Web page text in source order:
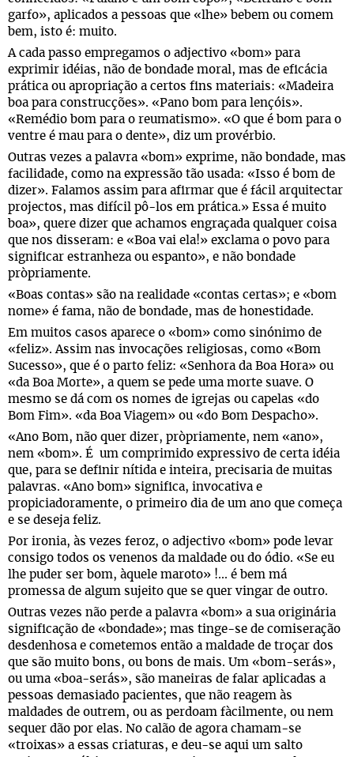
garfo», aplicados a pessoas que «lhe» bebem ou comem
bem, isto é: muito.
A cada passo empregamos o adjectivo «bom» para
exprimir idéias, não de bondade moral, mas de eficácia
prática ou apropriação a certos fins materiais: «Madeira
boa para construcções». «Pano bom para lençóis».
«Remédio bom para o reumatismo». «O que é bom para o
ventre é mau para o dente», diz um provérbio.
Outras vezes a palavra «bom» exprime, não bondade, mas
facilidade, como na expressão tão usada: «Isso é bom de
dizer». Falamos assim para afirmar que é fácil arquitectar
projectos, mas difícil pô-los em prática.» Essa é muito
boa», quere dizer que achamos engraçada qualquer coisa
que nos disseram: e «Boa vai ela!» exclama o povo para
significar estranheza ou espanto», e não bondade
pròpriamente.
«Boas contas» são na realidade «contas certas»; e «bom
nome» é fama, não de bondade, mas de honestidade.
Em muitos casos aparece o «bom» como sinónimo de
«feliz». Assim nas invocações religiosas, como «Bom
Sucesso», que é o parto feliz: «Senhora da Boa Hora» ou
«da Boa Morte», a quem se pede uma morte suave. O
mesmo se dá com os nomes de igrejas ou capelas «do
Bom Fim». «da Boa Viagem» ou «do Bom Despacho».
«Ano Bom, não quer dizer, pròpriamente, nem «ano»,
nem «bom». É um comprimido expressivo de certa idéia
que, para se definir nítida e inteira, precisaria de muitas
palavras. «Ano bom» significa, invocativa e
propiciadoramente, o primeiro dia de um ano que começa
e se deseja feliz.
Por ironia, às vezes feroz, o adjectivo «bom» pode levar
consigo todos os venenos da maldade ou do ódio. «Se eu
lhe puder ser bom, àquele maroto» !... é bem má
promessa de algum sujeito que se quer vingar de outro.
Outras vezes não perde a palavra «bom» a sua originária
significação de «bondade»; mas tinge-se de comiseração
desdenhosa e cometemos então a maldade de troçar dos
que são muito bons, ou bons de mais. Um «bom-serás»,
ou uma «boa-serás», são maneiras de falar aplicadas a
pessoas demasiado pacientes, que não reagem às
maldades de outrem, ou as perdoam fàcilmente, ou nem
sequer dão por elas. No calão de agora chamam-se
«troixas» a essas criaturas, e deu-se aqui um salto